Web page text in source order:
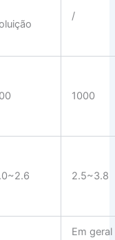
/
1000
2.5~3.8
Em geral